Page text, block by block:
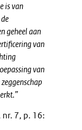
is van
geheel aan
van
van
7, p. 16: